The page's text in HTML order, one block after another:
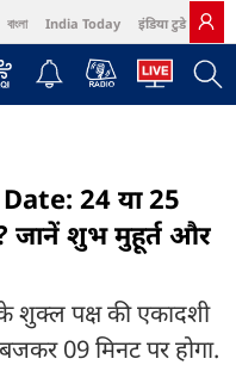
বাংলা India Today इंडिया टुडे हिंदी
Harper's Bazaar Northeast
24 या 25
जानें शुभ मुहूर्त और
शुक्ल पक्ष की एकादशी
09 मिनट पर होगा.